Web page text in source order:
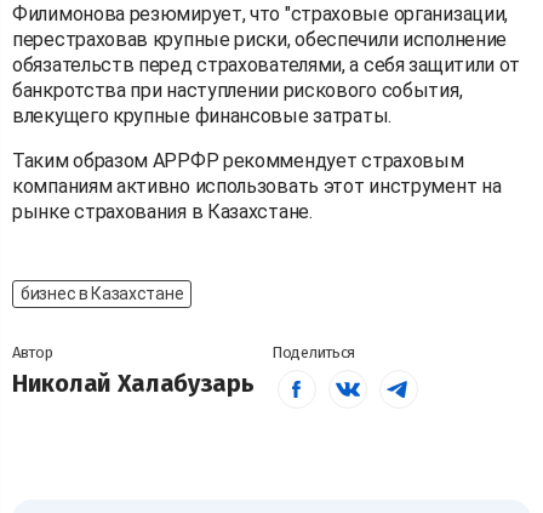
Филимонова резюмирует, что "страховые организации,
перестраховав крупные риски, обеспечили исполнение
обязательств перед страхователями, а себя защитили от
банкротства при наступлении рискового события,
влекущего крупные финансовые затраты.
Таким образом АРРФР рекоммендует страховым
компаниям активно использовать этот инструмент на
рынке страхования в Казахстане.
бизнес в Казахстане
Автор
Николай Халабузарь
Поделиться